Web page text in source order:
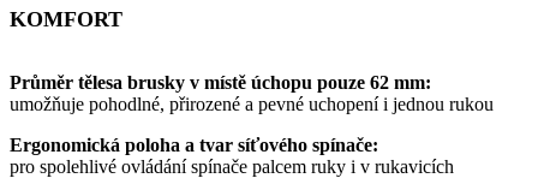
KOMFORT
Průměr tělesa brusky v místě úchopu pouze 62 mm:
umožňuje pohodlné, přirozené a pevné uchopení i jednou rukou
Ergonomická poloha a tvar síťového spínače:
pro spolehlivé ovládání spínače palcem ruky i v rukavicích